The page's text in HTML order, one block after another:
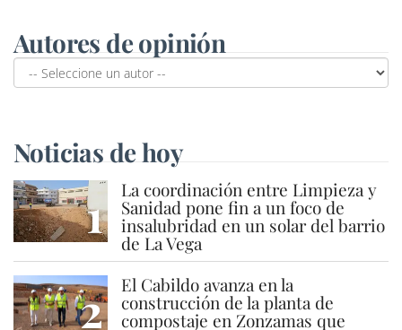
Autores de opinión
Noticias de hoy
1 La coordinación entre Limpieza y
Sanidad pone fin a un foco de
insalubridad en un solar del barrio
de La Vega
2 El Cabildo avanza en la
construcción de la planta de
compostaje en Zonzamas que